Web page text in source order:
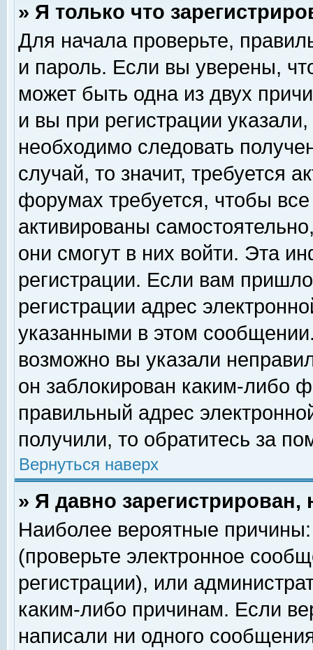
» Я только что
Для начала проверьте,
и пароль. Если вы уверены,
может быть одна из двух
и вы при регистрации
необходимо следовать
случай, то значит, требуется
форумах требуется, чтобы
активированы
они смогут в них войти. Эта
регистрации. Если вам
регистрации адрес
указанными в этом
возможно вы указали
он заблокирован каким-либо
правильный адрес
получили, то обратитесь за
Вернуться наверх
» Я давно
Наиболее вероятные
(проверьте электронное
регистрации), или
каким-либо причинам. Если
написали ни одного